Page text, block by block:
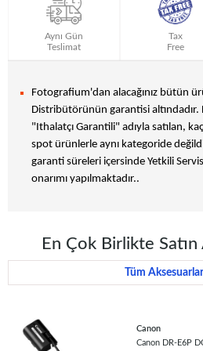
Aynı Gün
Teslimat
Tax
Free
Fotografium'dan alacağınız bütün
Distribütörünün garantisi altındadır.
"Ithalatçı Garantili" adıyla satılan,
spot ürünlerle aynı kategoride
garanti süreleri içersinde Yetkili
onarımı yapılmaktadır..
En Çok Birlikte
Tüm
Canon
Canon DR-E6P